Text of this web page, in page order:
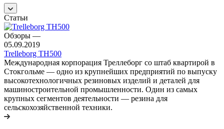
Статьи
Обзоры —
05.09.2019
Trelleborg TH500
Международная корпорация Треллеборг со штаб квартирой в
Стокгольме — одно из крупнейших предприятий по выпуску
высокотехнологичных резиновых изделий и деталей для
машиностроительной промышленности. Один из самых
крупных сегментов деятельности — резина для
сельскохозяйственной техники.